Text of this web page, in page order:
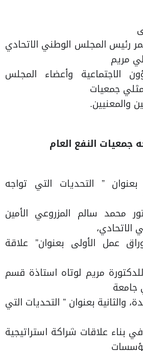
رئيس المجلس الوطني الاتحادي
مريم
الاجتماعية وأعضاء المجلس
جمعيات
والمعنيين.
جمعيات النفع العام
” التحديات التي تواجه
محمد سالم المزروعي الأمين
الاتحادي،
عمل الأولى بعنوان” علاقة
مريم لوتاه استاذة قسم
جامعة
والثانية بعنوان ” التحديات التي
بناء علاقات شراكة استراتيجية